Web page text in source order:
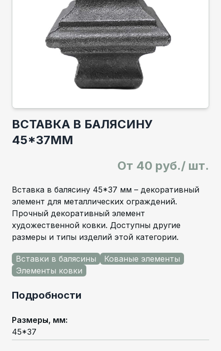
ВСТАВКА В БАЛЯСИНУ
45*37ММ
От 40 руб./ шт.
Вставка в балясину 45*37 мм – декоративный
элемент для металлических ограждений.
Прочный декоративный элемент
художественной ковки. Доступны другие
размеры и типы изделий этой категории.
Вставки в балясины
Кованые элементы
Элементы ковки
Подробности
Размеры, мм:
45*37